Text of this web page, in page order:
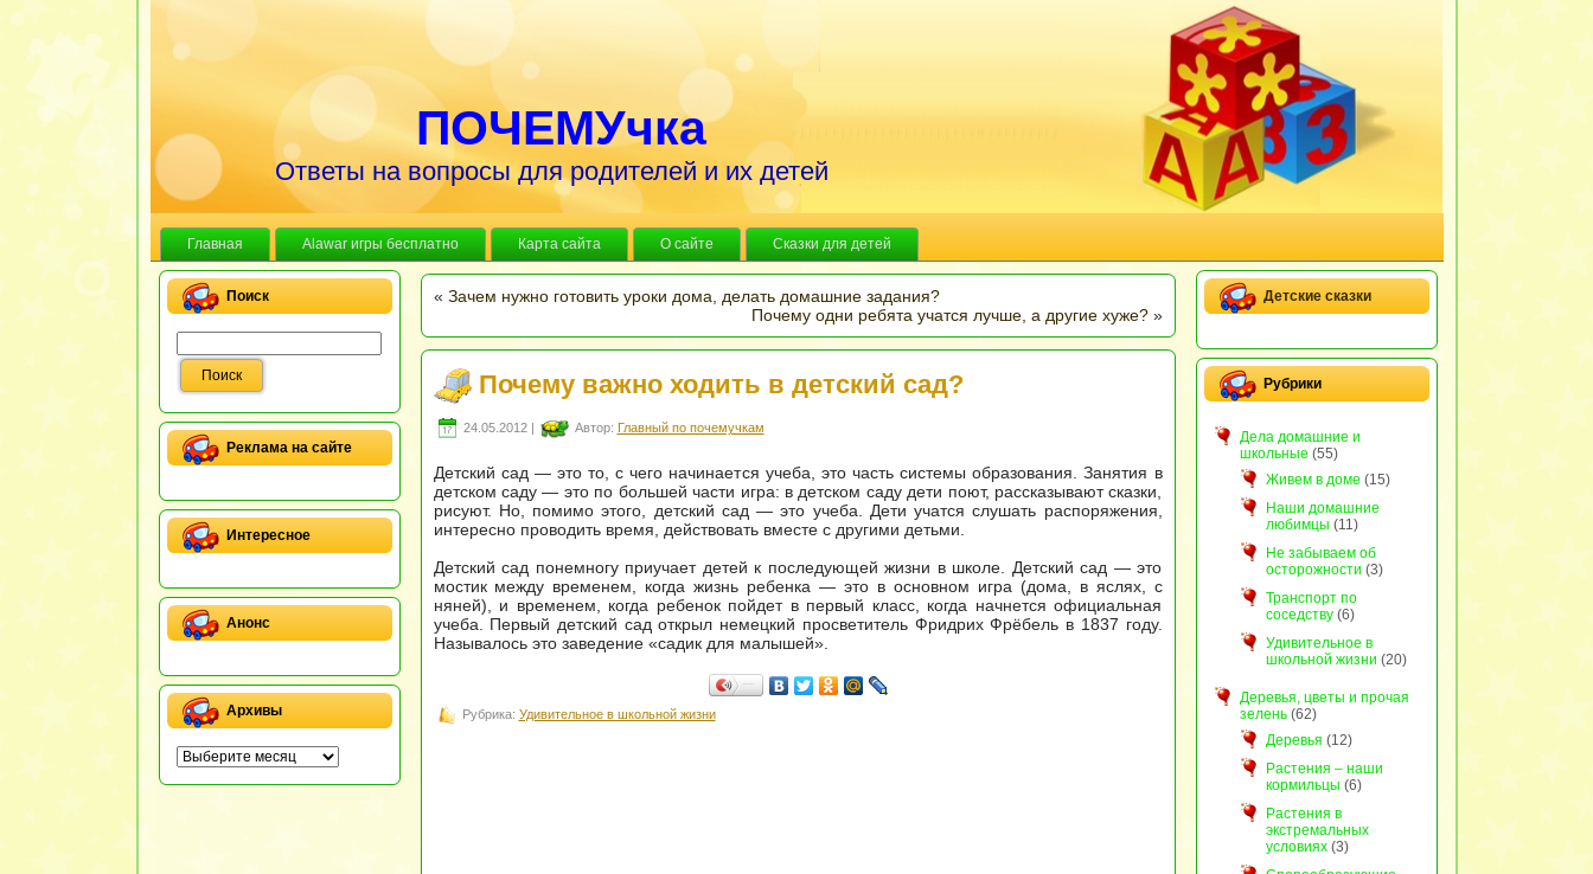
ПОЧЕМУчка
Ответы на вопросы для родителей и их детей
Главная Alawar игры бесплатно Карта сайта О сайте Сказки для детей
Поиск
Реклама на сайте
Интересное
Анонс
Архивы
« Зачем нужно готовить уроки дома, делать домашние задания?
Почему одни ребята учатся лучше, а другие хуже?»
Почему важно ходить в детский сад?
24.05.2012 | Автор: Главный по почемучкам
Детский сад — это то, с чего начинается учеба, это часть системы образования. Занятия в
детском саду — это по большей части игра: в детском саду дети поют, рассказывают сказки,
рисуют. Но, помимо этого, детский сад — это учеба. Дети учатся слушать распоряжения,
интересно проводить время, действовать вместе с другими детьми.
Детский сад понемногу приучает детей к последующей жизни в школе. Детский сад — это
мостик между временем, когда жизнь ребенка — это в основном игра (дома, в яслях, с
няней), и временем, когда ребенок пойдет в первый класс, когда начнется официальная
учеба. Первый детский сад открыл немецкий просветитель Фридрих Фрёбель в 1837 году.
Называлось это заведение «садик для малышей».
Рубрика: Удивительное в школьной жизни
Детские сказки
Рубрики
Дела домашние и
школьные (55)
Живем в доме (15)
Наши домашние
любимцы (11)
Не забываем об
осторожности (3)
Транспорт по
соседству(6)
Удивительное в
школьной жизни (20)
Деревья, цветы и прочая
зелень(62)
Деревья (12)
Растения – наши
кормильцы (6)
Растения в
экстремальных
условиях(3)